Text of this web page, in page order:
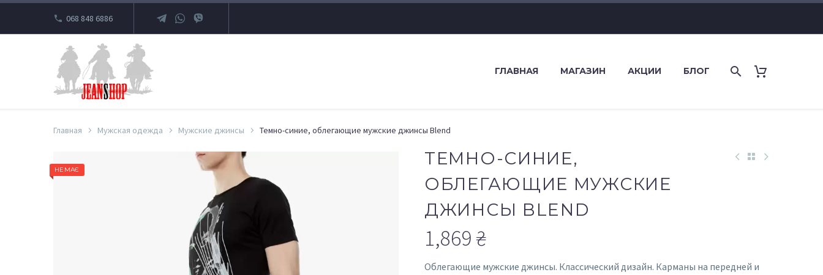
068 848 6886
ГЛАВНАЯ МАГАЗИН АКЦИИ БЛОГ
Главная Мужская одежда Мужские джинсы Темно-синие, облегающие мужские джинсы Blend
НЕМАЄ
ТЕМНО-СИНИЕ,
ОБЛЕГАЮЩИЕ МУЖСКИЕ
ДЖИНСЫ BLEND
1,869₴
Облегающие мужские джинсы. Классический дизайн. Карманы на передней и